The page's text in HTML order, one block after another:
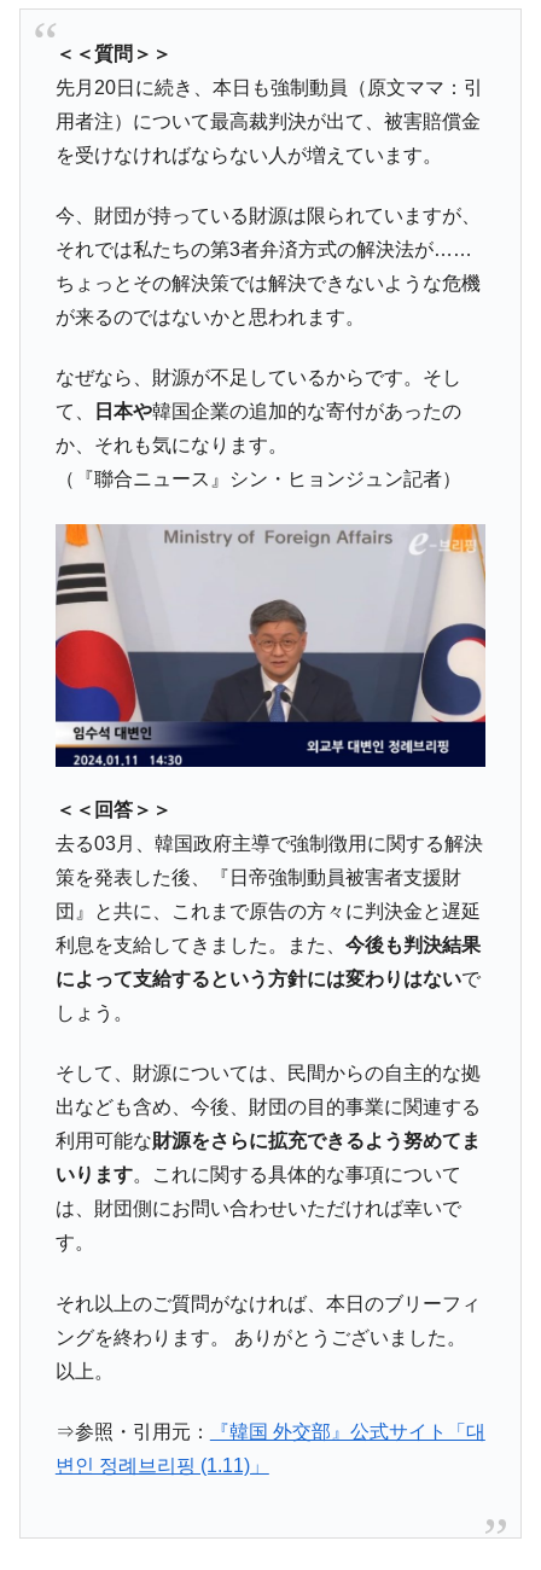
『Money1』
だ。
『Money1』
『韓国銀行』が「金の保有量を増やしま
す」⇒「金を経由するドル入手」手段ではないのか？
『Money1』
韓国･外為取引量「1日当たり1,214.4億ド
『Money1』
韓国･帰ってきた李在明。李在明を支持しな
い「50.5％」に上昇
『Money1』
韓国大統領府ボンクラ政策室長が告発され
た ⇒ 国家が行った恐るべき株価操作であり、空前の国政壟
『Money1』
韓国･警察職員が「丸刈りになって抗議活
動」
『Money1』
中国だけが鉄鋼輸出を異常増加させる ⇒ 中
国の過剰生産が世界を蝕む。
『Money1』
韓国製造業「半導体絶好調」のウラで他業
種は全般的「不調」⇒ PSIが示す現況は決して良くない。
『Money1』
【米韓激突案件】韓国消費者院が『クーパ
ン』1人当たり賠償10万ウォンを認定 ⇒ 総額3兆7,000億
『Money1』 韓国で猛暑。南東部では干ばつ
『Money1』
韓国型イージス搭載の次世代駆逐艦
「KDDX」1番艦、2032年竣工と公示
『Money1』
【対日本円】ウォン安が急進！ 日米の協調
『Money1』
韓国政府『BYD』車への補助金を全廃 ⇒ 実
は韓国で『BYD』車は売れている。6カ月で対前年同期比
1.9倍！
『Money1』
在韓米国大使スティールが着韓！⇒ さっそ
く空港に詰めかけ「出て行け！」「極右勢力」のプラカー
ドを掲げる「在韓反米勢力」
『Money1』
『Money1』
JPモルガン「韓国レバレッジETFの清算は
ほぼ終わった」
『Money1』
韓国『国民年金公団』株価暴落で200兆蒸
発。
『Money1』
韓国政府「ニセＫ-ブランドを通報しようキ
ャンペーン」⇒ あの名物教授も登場！
ぎ」では。
『Money1』
韓国鉄鋼最大手『POSCO』ズブズブ沈む。
営業利益80.2％も減少
夏の甲子園、優勝校を最も多く輩出している都道
＜＜質問＞＞
先月20日に続き、本日も強制動員（原文ママ：引
用者注）について最高裁判決が出て、被害賠償金
を受けなければならない人が増えています。
今、財団が持っている財源は限られていますが、
それでは私たちの第3者弁済方式の解決法が……
ちょっとその解決策では解決できないような危機
が来るのではないかと思われます。
なぜなら、財源が不足しているからです。そし
て、
日本や韓国企業の追加的な寄付があったの
か、それも気になります。
（『聯合ニュース』シン・ヒョンジュン記者）
＜＜回答＞＞
去る03月、韓国政府主導で強制徴用に関する解決
策を発表した後、『日帝強制動員被害者支援財
団』と共に、これまで原告の方々に判決金と遅延
利息を支給してきました。また、 今後も判決結果
によって支給するという方針には変わりはないで
しょう。
そして、財源については、民間からの自主的な拠
出なども含め、今後、財団の目的事業に関連する
利用可能な財源をさらに拡充できるよう努めてま
いります。これに関する具体的な事項について
は、財団側にお問い合わせいただければ幸いで
す。
それ以上のご質問がなければ、本日のブリーフィ
ングを終わります。 ありがとうございました。
以上。
⇒参照・引用元：
『韓国 外交部』公式サイト「대
변인 정례브리핑 (1.11)」